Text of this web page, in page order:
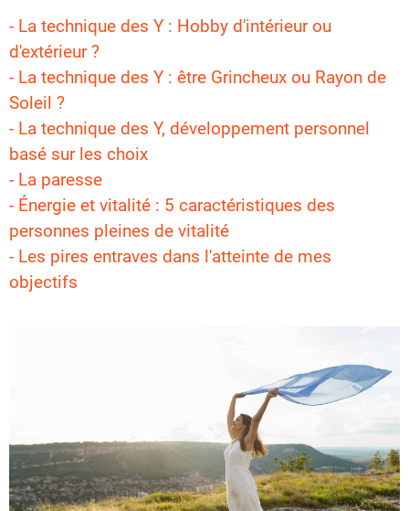
- La technique des Y : Hobby d'intérieur ou
d'extérieur ?
- La technique des Y : être Grincheux ou Rayon de
Soleil ?
- La technique des Y, développement personnel
basé sur les choix
- La paresse
- Énergie et vitalité : 5 caractéristiques des
personnes pleines de vitalité
- Les pires entraves dans l'atteinte de mes
objectifs